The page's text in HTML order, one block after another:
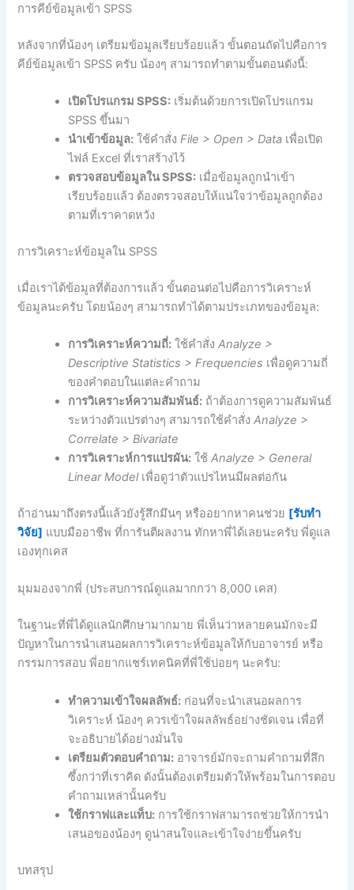
การคีย์ข้อมูลเข้า SPSS
หลังจากที่น้องๆ เตรียมข้อมูลเรียบร้อยแล้ว ขั้นตอนถัดไปคือการ
คีย์ข้อมูลเข้า SPSS ครับ น้องๆ สามารถทำตามขั้นตอนดังนี้:
เปิดโปรแกรม SPSS: เริ่มต้นด้วยการเปิดโปรแกรม
SPSS ขึ้นมา
นำเข้าข้อมูล: ใช้คำสั่งFile > Open > Data เพื่อเปิด
ไฟล์ Excel ที่เราสร้างไว้
ตรวจสอบข้อมูลใน SPSS: เมื่อข้อมูลถูกนำเข้า
เรียบร้อยแล้ว ต้องตรวจสอบให้แน่ใจว่าข้อมูลถูกต้อง
ตามที่เราคาดหวัง
การวิเคราะห์ข้อมูลใน SPSS
เมื่อเราได้ข้อมูลที่ต้องการแล้ว ขั้นตอนต่อไปคือการวิเคราะห์
ข้อมูลนะครับ โดยน้องๆ สามารถทำได้ตามประเภทของข้อมูล:
การวิเคราะห์ความถี่: ใช้คำสั่งAnalyze >
Descriptive Statistics > Frequencies เพื่อดูความถี่
ของคำตอบในแต่ละคำถาม
การวิเคราะห์ความสัมพันธ์: ถ้าต้องการดูความสัมพันธ์
ระหว่างตัวแปรต่างๆ สามารถใช้คำสั่งAnalyze >
Correlate > Bivariate
การวิเคราะห์การแปรผัน: ใช้Analyze > General
Linear Modelเพื่อดูว่าตัวแปรไหนมีผลต่อกัน
ถ้าอ่านมาถึงตรงนี้แล้วยังรู้สึกมึนๆ หรืออยากหาคนช่วย [รับทำ
วิจัย] แบบมืออาชีพ ที่การันตีผลงาน ทักหาพี่ได้เลยนะครับ พี่ดูแล
เองทุกเคส
มุมมองจากพี่ (ประสบการณ์ดูแลมากกว่า 8,000 เคส)
ในฐานะที่พี่ได้ดูแลนักศึกษามากมาย พี่เห็นว่าหลายคนมักจะมี
ปัญหาในการนำเสนอผลการวิเคราะห์ข้อมูลให้กับอาจารย์ หรือ
กรรมการสอบ พี่อยากแชร์เทคนิคที่พี่ใช้บ่อยๆ นะครับ:
ทำความเข้าใจผลลัพธ์: ก่อนที่จะนำเสนอผลการ
วิเคราะห์ น้องๆ ควรเข้าใจผลลัพธ์อย่างชัดเจน เพื่อที่
จะอธิบายได้อย่างมั่นใจ
เตรียมตัวตอบคำถาม: อาจารย์มักจะถามคำถามที่ลึก
ซึ้งกว่าที่เราคิด ดังนั้นต้องเตรียมตัวให้พร้อมในการตอบ
คำถามเหล่านั้นครับ
ใช้กราฟและแท็บ: การใช้กราฟสามารถช่วยให้การนำ
เสนอของน้องๆ ดูน่าสนใจและเข้าใจง่ายขึ้นครับ
บทสรุป